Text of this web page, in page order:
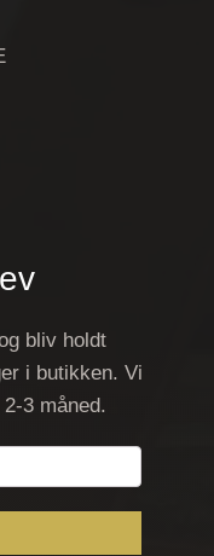
bliv holdt
i butikken. Vi
3 måned.